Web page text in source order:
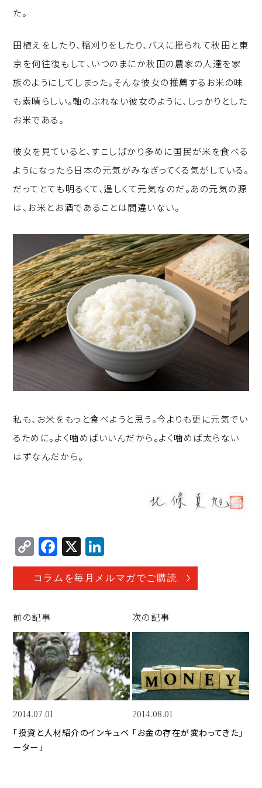
た。
田植えをしたり、稲刈りをしたり、バスに揺られて秋田と東
京を何往復もして、いつのまにか秋田の農家の人達を家
族のようにしてしまった。そんな彼女の推薦するお米の味
も素晴らしい。軸のぶれない彼女のように、しっかりとした
お米である。
彼女を見ていると、すこしばかり多めに国民が米を食べる
ようになったら日本の元気がみなぎってくる気がしている。
だってとても明るくて、逞しくて元気なのだ。あの元気の源
は、お米とお酒であることは間違いない。
私も、お米をもっと食べようと思う。今よりも更に元気でい
るために。よく噛めばいいんだから。よく噛めば太らない
はずなんだから。
C
o
p
Li
n
k
F
a
c
o
o
k
X
n
k
I
n
コラムを毎月メルマガでご購読
前の記事
2014.07.01
「投資と人材紹介のインキュベ
ーター」
次の記事
2014.08.01
「お金の存在が変わってきた」